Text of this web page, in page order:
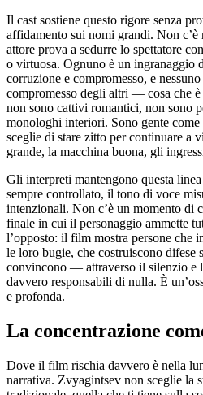
Il cast sostiene questo rigore senza
affidamento sui nomi grandi. Non c’è
attore prova a sedurre lo spettatore
o virtuosa. Ognuno è un ingranaggio
corruzione e compromesso, e
compromesso degli altri — cosa che è
non sono cattivi romantici, non sono
monologhi interiori. Sono gente come
sceglie di stare zitto per continuare a
grande, la macchina buona, gli
Gli interpreti mantengono questa
sempre controllato, il tono di voce
intenzionali. Non c’è un momento di
finale in cui il personaggio ammette
l’opposto: il film mostra persone che
le loro bugie, che costruiscono difese
convincono — attraverso il silenzio e
davvero responsabili di nulla. È
e profonda.
La concentrazione
Dove il film rischia davvero è nella
narrativa. Zvyagintsev non sceglie la